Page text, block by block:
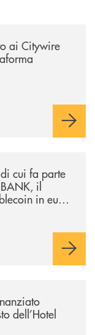
ai Citywire
cui fa parte
il
in euro
dell’Hotel